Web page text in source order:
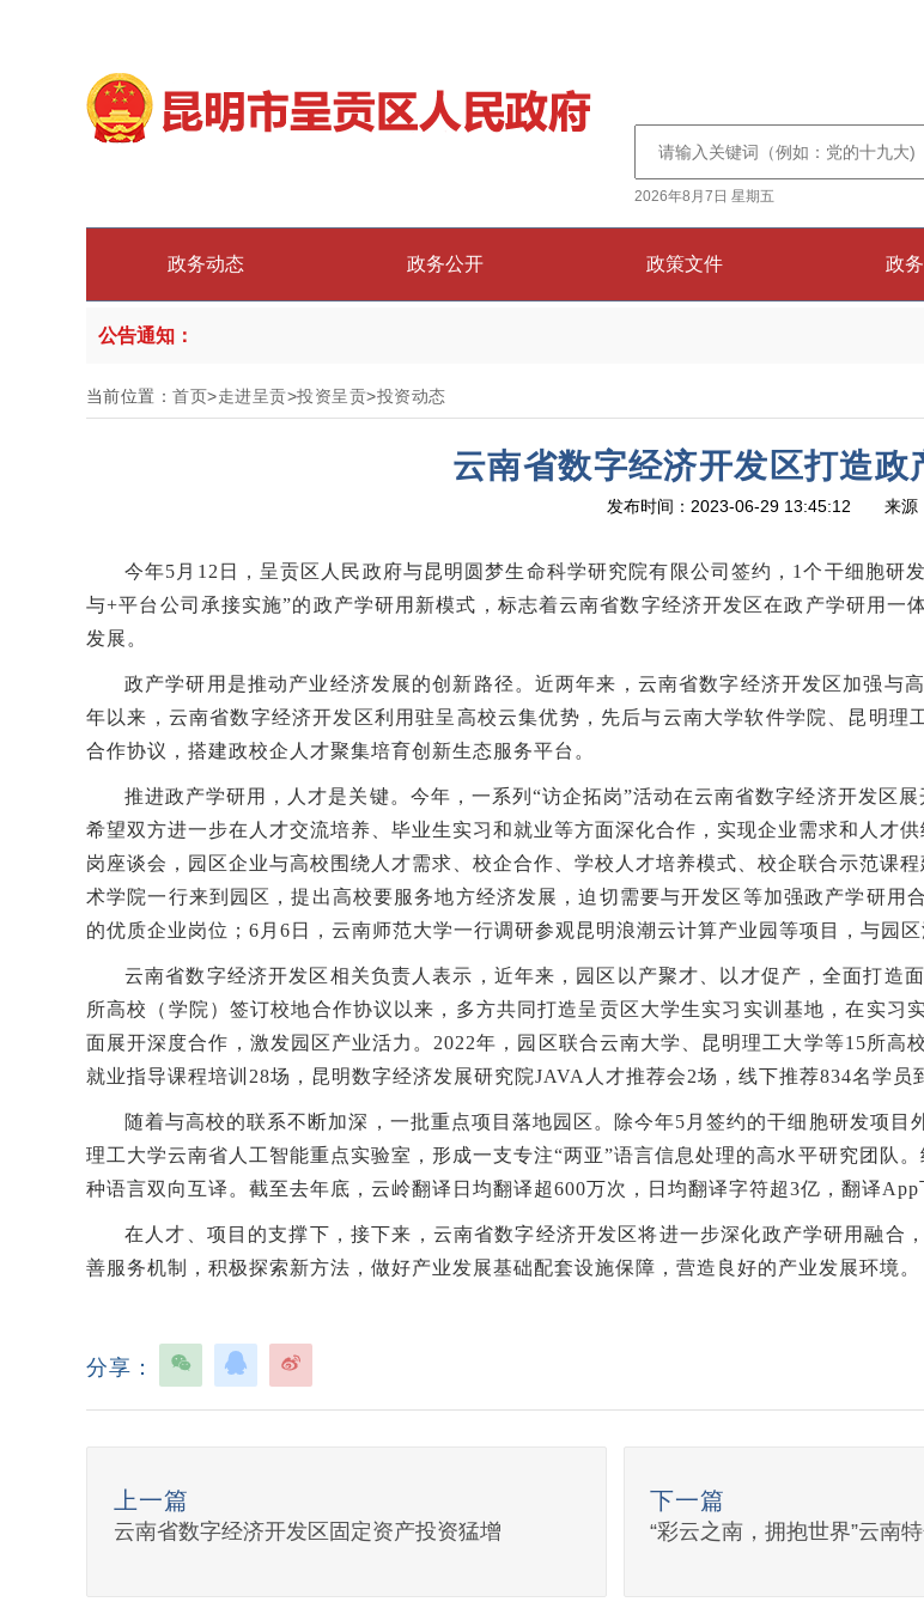
2026年8月7日 星期五
政务动态 政务公开 政策文件 政
公告通知：
当前位置：首页>走进呈贡>投资呈贡>投资动态
云南省数字经济开发区打造政
发布时间：2023-06-29 13:45:12 来源
今年5月12日，呈贡区人民政府与昆明圆梦生命科学研究院有限公司签约，1个干细胞研
与+平台公司承接实施”的政产学研用新模式，标志着云南省数字经济开发区在政产学研用
发展。
政产学研用是推动产业经济发展的创新路径。近两年来，云南省数字经济开发区加强与
年以来，云南省数字经济开发区利用驻呈高校云集优势，先后与云南大学软件学院、昆明理
合作协议，搭建政校企人才聚集培育创新生态服务平台。
推进政产学研用，人才是关键。今年，一系列“访企拓岗”活动在云南省数字经济开发区
希望双方进一步在人才交流培养、毕业生实习和就业等方面深化合作，实现企业需求和人才
岗座谈会，园区企业与高校围绕人才需求、校企合作、学校人才培养模式、校企联合示范课
术学院一行来到园区，提出高校要服务地方经济发展，迫切需要与开发区等加强政产学研用
的优质企业岗位；6月6日，云南师范大学一行调研参观昆明浪潮云计算产业园等项目，与园区
云南省数字经济开发区相关负责人表示，近年来，园区以产聚才、以才促产，全面打造
所高校（学院）签订校地合作协议以来，多方共同打造呈贡区大学生实习实训基地，在实
面展开深度合作，激发园区产业活力。2022年，园区联合云南大学、昆明理工大学等15所高
就业指导课程培训28场，昆明数字经济发展研究院JAVA人才推荐会2场，线下推荐834名学员
随着与高校的联系不断加深，一批重点项目落地园区。除今年5月签约的干细胞研发项
理工大学云南省人工智能重点实验室，形成一支专注“两亚”语言信息处理的高水平研究团队
种语言双向互译。截至去年底，云岭翻译日均翻译超600万次，日均翻译字符超3亿，翻译App
在人才、项目的支撑下，接下来，云南省数字经济开发区将进一步深化政产学研用融合
善服务机制，积极探索新方法，做好产业发展基础配套设施保障，营造良好的产业发展环境。
分享：
上一篇
云南省数字经济开发区固定资产投资猛增
下一篇
“彩云之南，拥抱世界”云南